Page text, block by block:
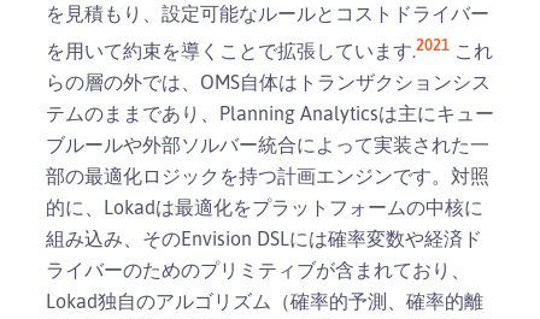
を見積もり、設定可能なルールとコストドライバー
を用いて約束を導くことで拡張しています.2021 これ
らの層の外では、OMS自体はトランザクションシス
テムのままであり、Planning Analyticsは主にキュー
ブルールや外部ソルバー統合によって実装された一
部の最適化ロジックを持つ計画エンジンです。対照
的に、Lokadは最適化をプラットフォームの中核に
組み込み、そのEnvision DSLには確率変数や経済ド
ライバーのためのプリミティブが含まれており、
Lokad独自のアルゴリズム（確率的予測、確率的離